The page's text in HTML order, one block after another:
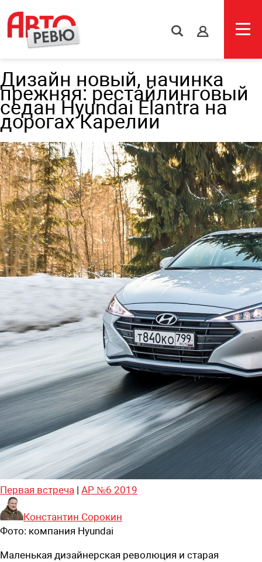
s
Дизайн новый, начинка
прежняя: рестайлинговый
седан Hyundai Elantra на
дорогах Карелии
Первая встреча | АР №6 2019
Константин Сорокин
Фото: компания Hyundai
Маленькая дизайнерская революция и старая